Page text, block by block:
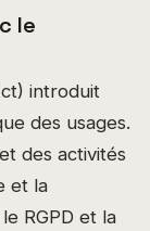
le
introduit
des usages.
des activités
et la
RGPD et la